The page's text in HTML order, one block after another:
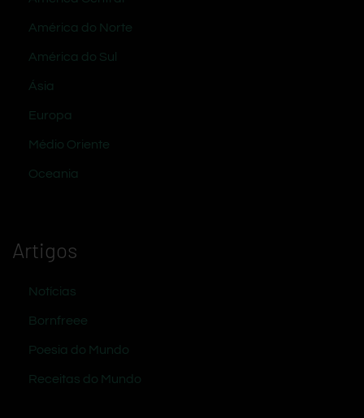
América do Norte
América do Sul
Ásia
Europa
Médio Oriente
Oceania
Artigos
Notícias
Bornfreee
Poesia do Mundo
Receitas do Mundo